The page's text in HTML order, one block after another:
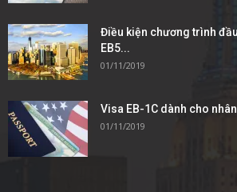
Điều kiện chương trình
EB5...
01/11/2019
Visa EB-1C dành cho
01/11/2019